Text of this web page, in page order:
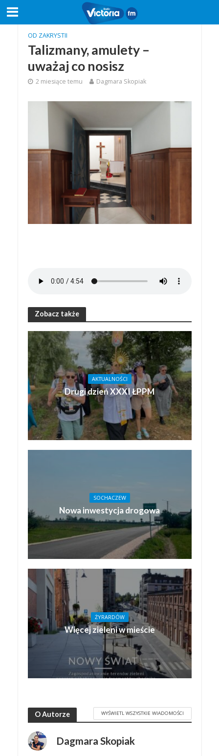
OD ZAKRYSTII
Talizmany, amulety –
uważaj co nosisz
2 miesiące temu Dagmara Skopiak
Zobacz także
AKTUALNOŚCI
Drugi dzień XXXI ŁPPM
SOCHACZEW
Nowa inwestycja drogowa
ŻYRARDÓW
Więcej zieleni w mieście
O Autorze WYŚWIETL WSZYSTKIE WIADOMOŚCI
Dagmara Skopiak